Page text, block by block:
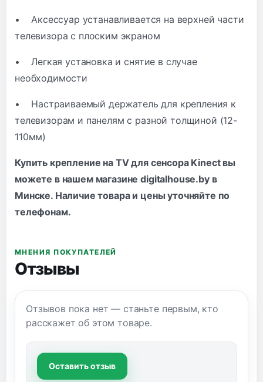
• Аксессуар устанавливается на верхней части
телевизора с плоским экраном
• Легкая установка и снятие в случае
необходимости
• Настраиваемый держатель для крепления к
телевизорам и панелям с разной толщиной (12-
110мм)
Купить крепление на TV для сенсора Kinect вы
можете в нашем магазине digitalhouse.by в
Минске. Наличие товара и цены уточняйте по
телефонам.
МНЕНИЯ ПОКУПАТЕЛЕЙ
Отзывы
Отзывов пока нет — станьте первым, кто
расскажет об этом товаре.
Оставить отзыв